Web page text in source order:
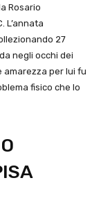
Rosario
L’annata
27
negli occhi dei
amarezza per lui fu
fisico che lo